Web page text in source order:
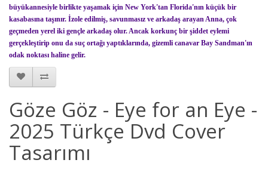
büyükannesiyle birlikte yaşamak için New York'tan Florida'nın küçük bir
kasabasına taşınır. İzole edilmiş, savunmasız ve arkadaş arayan Anna, çok
geçmeden yerel iki gençle arkadaş olur. Ancak korkunç bir şiddet eylemi
gerçekleştirip onu da suç ortağı yaptıklarında, gizemli canavar Bay Sandman'ın
odak noktası haline gelir.
Göze Göz - Eye for an Eye -
2025 Türkçe Dvd Cover
Tasarımı